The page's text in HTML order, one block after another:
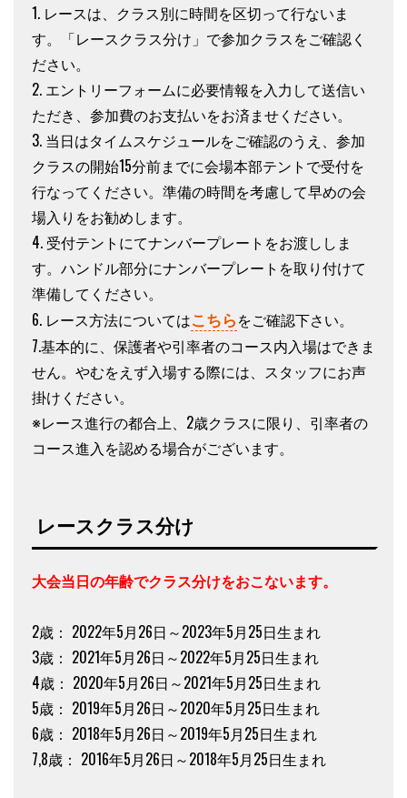
1. レースは、クラス別に時間を区切って行ないま
す。「レースクラス分け」で参加クラスをご確認く
ださい。
2. エントリーフォームに必要情報を入力して送信い
ただき、参加費のお支払いをお済ませください。
3. 当日はタイムスケジュールをご確認のうえ、参加
クラスの開始15分前までに会場本部テントで受付を
行なってください。準備の時間を考慮して早めの会
場入りをお勧めします。
4. 受付テントにてナンバープレートをお渡ししま
す。ハンドル部分にナンバープレートを取り付けて
準備してください。
6. レース方法についてはこちらをご確認下さい。
7.基本的に、保護者や引率者のコース内入場はできま
せん。やむをえず入場する際には、スタッフにお声
掛けください。
※レース進行の都合上、2歳クラスに限り、引率者の
コース進入を認める場合がございます。
レースクラス分け
大会当日の年齢でクラス分けをおこないます。
2歳： 2022年5月26日～2023年5月25日生まれ
3歳： 2021年5月26日～2022年5月25日生まれ
4歳： 2020年5月26日～2021年5月25日生まれ
5歳： 2019年5月26日～2020年5月25日生まれ
6歳： 2018年5月26日～2019年5月25日生まれ
7,8歳： 2016年5月26日～2018年5月25日生まれ